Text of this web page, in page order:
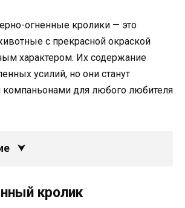
огненные кролики — это
с прекрасной окраской
характером. Их содержание
усилий, но они станут
для любого любителя
кролик